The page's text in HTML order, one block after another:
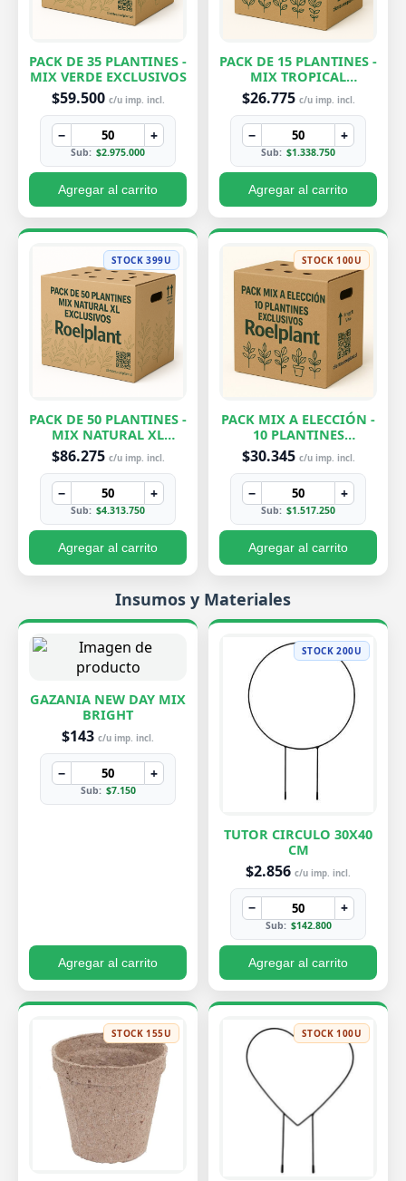
PACK DE 35 PLANTINES -
MIX VERDE EXCLUSIVOS
$59.500 c/u imp. incl.
− +
Sub: $2.975.000
Agregar al carrito
PACK DE 15 PLANTINES -
MIX TROPICAL
EXCLUSIVOS
$26.775 c/u imp. incl.
− +
Sub: $1.338.750
Agregar al carrito
STOCK 399U
PACK DE 50 PLANTINES -
MIX NATURAL XL
EXCLUSIVOS
$86.275 c/u imp. incl.
− +
Sub: $4.313.750
Agregar al carrito
STOCK 100U
PACK MIX A ELECCIÓN -
10 PLANTINES
EXCLUSIVOS
$30.345 c/u imp. incl.
− +
Sub: $1.517.250
Agregar al carrito
Insumos y Materiales
GAZANIA NEW DAY MIX
BRIGHT
$143 c/u imp. incl.
− +
Sub: $7.150
Agregar al carrito
STOCK 200U
TUTOR CIRCULO 30X40
CM
$2.856 c/u imp. incl.
− +
Sub: $142.800
Agregar al carrito
STOCK 155U STOCK 100U